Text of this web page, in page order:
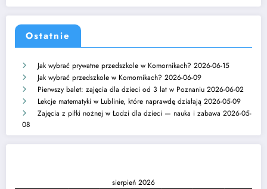
Ostatnie
Jak wybrać prywatne przedszkole w Komornikach? 2026-06-15
Jak wybrać przedszkole w Komornikach? 2026-06-09
Pierwszy balet: zajęcia dla dzieci od 3 lat w Poznaniu 2026-06-02
Lekcje matematyki w Lublinie, które naprawdę działają 2026-05-09
Zajęcia z piłki nożnej w Łodzi dla dzieci — nauka i zabawa 2026-05-
08
sierpień 2026